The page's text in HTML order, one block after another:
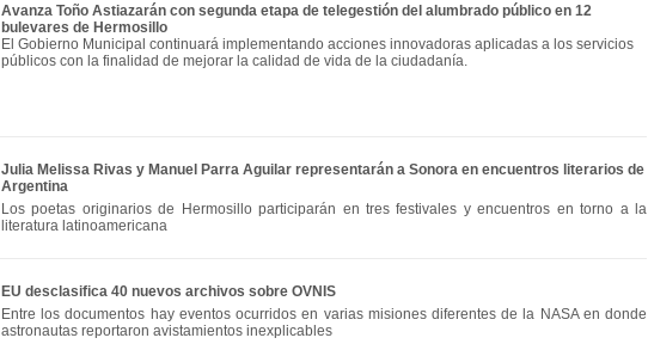
Avanza Toño Astiazarán con segunda etapa de telegestión del alumbrado público en 12
bulevares de Hermosillo
El Gobierno Municipal continuará implementando acciones innovadoras aplicadas a los servicios
públicos con la finalidad de mejorar la calidad de vida de la ciudadanía.
Julia Melissa Rivas y Manuel Parra Aguilar representarán a Sonora en encuentros literarios de
Argentina
Los poetas originarios de Hermosillo participarán en tres festivales y encuentros en torno a la
literatura latinoamericana
EU desclasifica 40 nuevos archivos sobre OVNIS
Entre los documentos hay eventos ocurridos en varias misiones diferentes de la NASA en donde
astronautas reportaron avistamientos inexplicables